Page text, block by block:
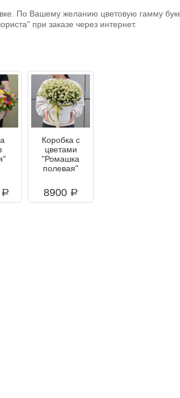
По Вашему желанию цветовую гамму
при заказе через интернет.
a
Коробка с
цветами
"Ромашка
полевая"
8900 a